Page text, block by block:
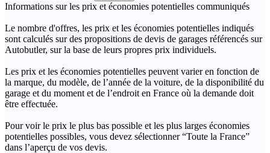
Informations sur les prix et économies potentielles communiqués
Le nombre d'offres, les prix et les économies potentielles indiqués
sont calculés sur des propositions de devis de garages référencés sur
Autobutler, sur la base de leurs propres prix individuels.
Les prix et les économies potentielles peuvent varier en fonction de
la marque, du modèle, de l’année de la voiture, de la disponibilité du
garage et du moment et de l’endroit en France où la demande doit
être effectuée.
Pour voir le prix le plus bas possible et les plus larges économies
potentielles possibles, vous devez sélectionner “Toute la France”
dans l’aperçu de vos devis.